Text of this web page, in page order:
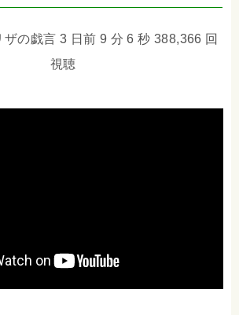
の戯言 3 日前 9 分 6 秒 388,366 回
視聴